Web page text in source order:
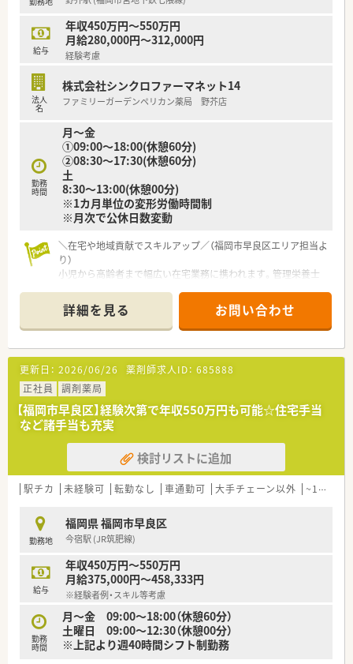
ます。
■地域支援体制加算などの取得に意欲的であり、在宅医療を通じ
て地域に貢献したいという強いマインドを持つ方を募集してい
ます。
■九州エリアを中心に10店舗以上の薬局を展開しており、大手
グループの傘下として安定した基盤と高い影響力を保持してい
■在宅医療部門でグループを牽引する代表が在籍しており、九州
エリアでもトップクラスの在宅実績を誇る先駆的な法人として
有名です。
■業務への取り組みや個人の能力を積極的に評価する社風があ
り、意欲がある方には決算賞与などで還元する評価制度を導入し
ています。
給与
年収450万円～550万円
月給280,000円～312,000円
経験考慮
法人
名
株式会社シンクロファーマネット14
ファミリーガーデンペリカン薬局 野芥店
勤務
時間
月～金
①09:00〜18:00(休憩60分)
②08:30〜17:30(休憩60分)
土
8:30〜13:00(休憩00分)
※1カ月単位の変形労働時間制
※月次で公休日数変動
＼在宅や地域貢献でスキルアップ／（福岡市早良区エリア担当よ
り）
小児から高齢者まで幅広い在宅業務に携われます。管理栄養士
域医療の経験を積みたい方を応援します。
【店舗情報と応需状況について】
■地下鉄七隈線の野芥駅から車で5分ほどの場所に位置してお
り、近隣のクリニックから内科や小児科をメインに受けていま
す。
■1日の処方箋枚数は平均50枚から60枚程度となっており、薬剤
師は常時2名体制を整えて無理のない業務分担を行っています。
■小児科の処方が全体の約8割を占めているため、お子様や保護
者の方とのコミュニケーションを大切にしたい方に最適な環境
です。
【募集背景と求める人物像について】
■今回は薬剤師の退職に伴う欠員を補充するための募集で、店舗
ます。
■電子薬歴の操作がスムーズにできる方を必須としており、周囲
のスタッフと協力しながら明るく元気に取り組める方を募集し
ています。
■管理薬剤師や店長経験がある方は大歓迎で、これまでのキャリ
アを活かして店舗運営にも積極的に関わりたい方を求めていま
す。
【こんな方にオススメ】
■処方箋をこなすだけの業務ではなく、地域の人々が自然と集ま
詳細を見る お問い合わせ
更新日： 2026/06/26 薬剤師求人ID： 685888
正社員
調剤薬局
【福岡市早良区】経験次第で年収550万円も可能☆住宅手当
など諸手当も充実
検討リストに追加
駅チカ 未経験可 転勤なし 車通勤可 大手チェーン以外 ~18時までの職場
勤務地
福岡県 福岡市早良区
今宿駅 (JR筑肥線)
給与
年収450万円～550万円
月給375,000円～458,333円
※経験者例・スキル等考慮
勤務
時間
月～金 09:00～18:00（休憩60分）
土曜日 09:00～12:30（休憩00分）
※上記より週40時間シフト制勤務